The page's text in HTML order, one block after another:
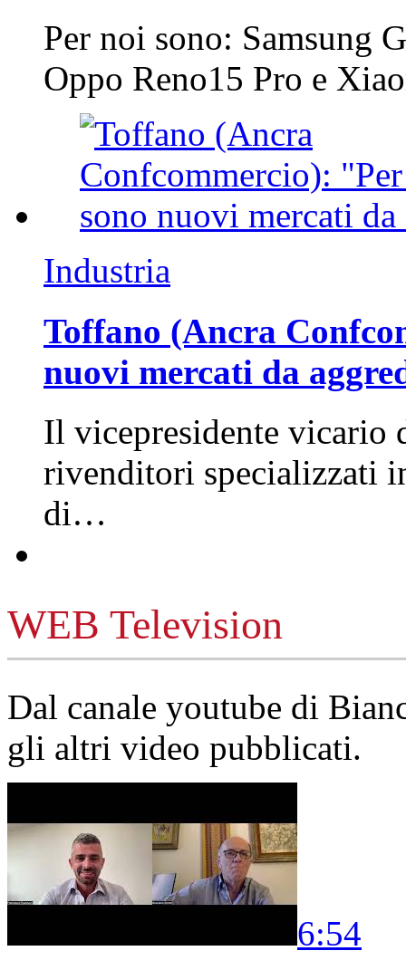
Per noi sono: Samsung
Oppo Reno15 Pro e
Industria
Toffano (Ancra
nuovi mercati da
Il vicepresidente vicario
rivenditori specializzati
di…
WEB Television
Dal canale youtube di
gli altri video pubblicati.
6:54